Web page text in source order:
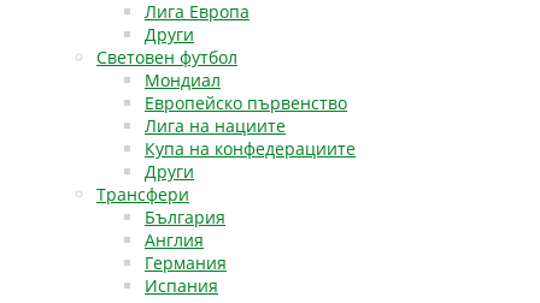
Лига Европа
Други
Световен футбол
Мондиал
Европейско първенство
Лига на нациите
Купа на конфедерациите
Други
Трансфери
България
Англия
Германия
Испания